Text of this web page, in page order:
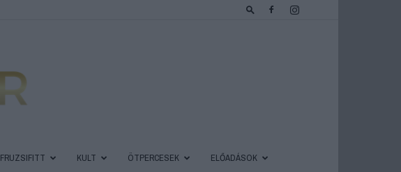
FRUZSIFITT KULT ÖTPERCESEK ELŐADÁSOK